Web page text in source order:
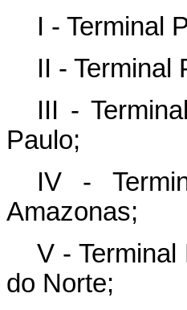
I - Terminal
II - Terminal
III -
Paulo;
IV -
Amazonas;
V -
do Norte;